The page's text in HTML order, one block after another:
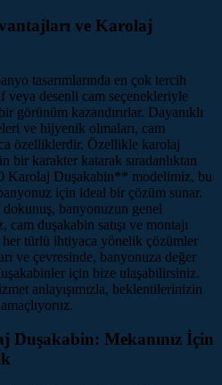
ve Karolaj
tasarımlarında en çok tercih
veya desenli cam seçenekleriyle
görünüm kazandırırlar. Dayanıklı
ve hijyenik olmaları, cam
özelliklerdir. Özellikle karolaj
bir karakter katarak sıradanlıktan
Karolaj Duşakabin** modelimiz, bu
için ideal bir çözüm sunar.
banyonuzun genel
duşakabin satışı ve montajı
her türlü ihtiyaca yönelik çözümler
ve çevresinde, banyonuza değer
için bize ulaşabilirsiniz.
anlayışımızla, beklentilerinizin
Duşakabin: Mekanınız İçin